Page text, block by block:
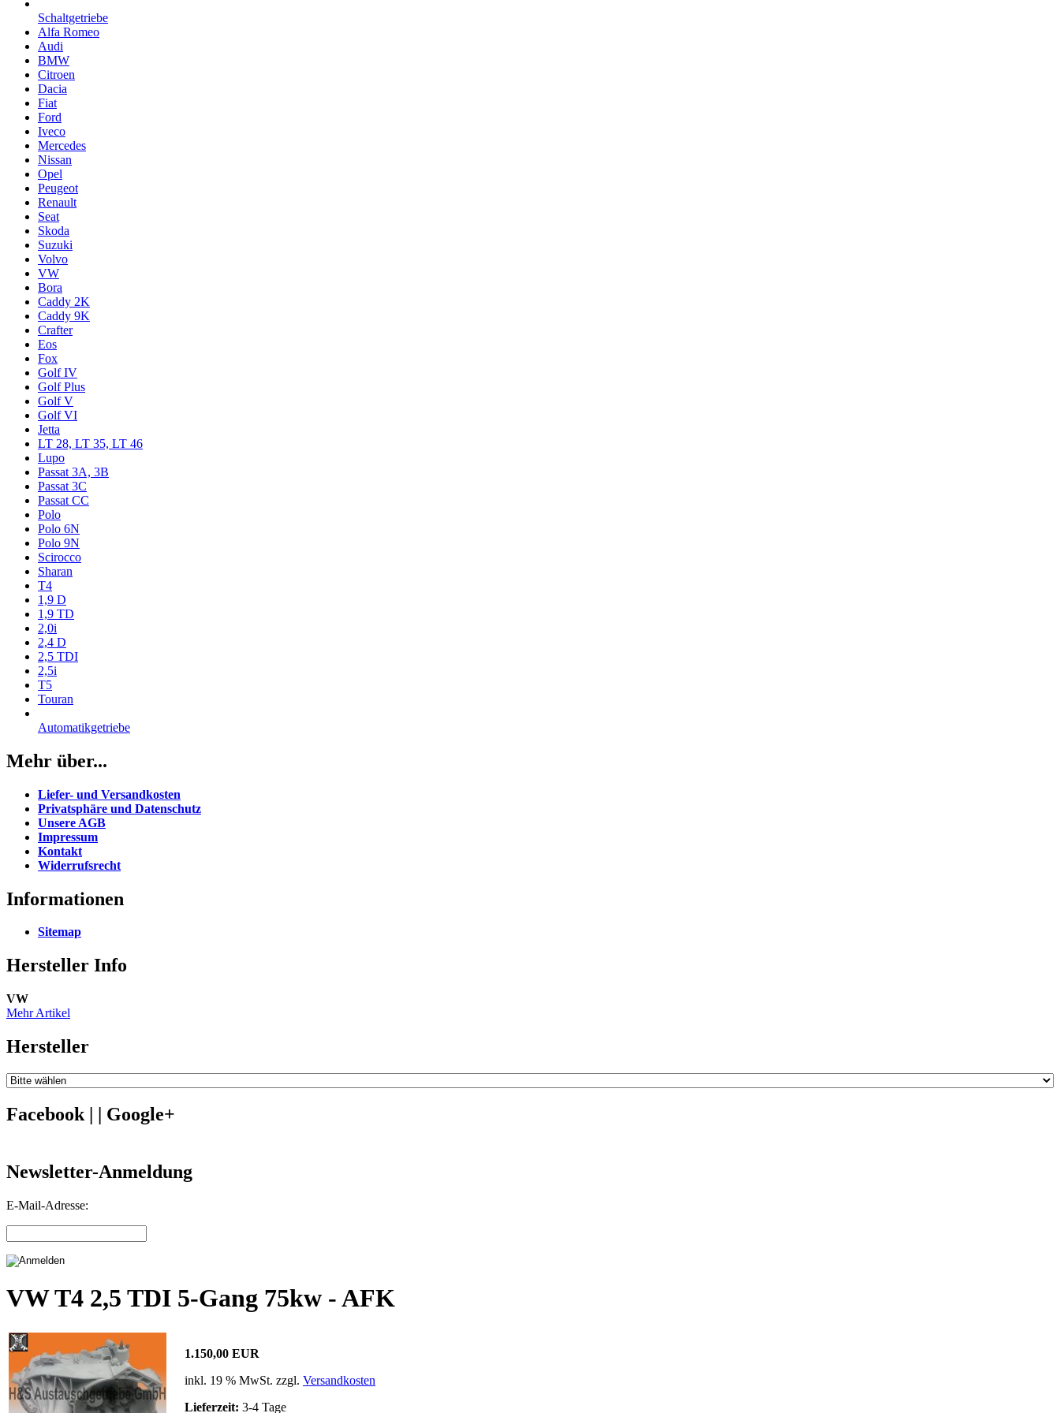
Schaltgetriebe
Alfa Romeo
Audi
BMW
Citroen
Dacia
Fiat
Ford
Iveco
Mercedes
Nissan
Opel
Peugeot
Renault
Seat
Skoda
Suzuki
Volvo
VW
Bora
Caddy 2K
Caddy 9K
Crafter
Eos
Fox
Golf IV
Golf Plus
Golf V
Golf VI
Jetta
LT 28, LT 35, LT 46
Lupo
Passat 3A, 3B
Passat 3C
Passat CC
Polo
Polo 6N
Polo 9N
Scirocco
Sharan
T4
1,9 D
1,9 TD
2,0i
2,4 D
2,5 TDI
2,5i
T5
Touran
Automatikgetriebe
Mehr über...
Liefer- und Versandkosten
Privatsphäre und Datenschutz
Unsere AGB
Impressum
Kontakt
Widerrufsrecht
Informationen
Sitemap
Hersteller Info
VW
Mehr Artikel
Hersteller
Facebook | | Google+
Newsletter-Anmeldung
E-Mail-Adresse:
VW T4 2,5 TDI 5-Gang 75kw - AFK
1.150,00 EUR
inkl. 19 % MwSt. zzgl. Versandkosten
Lieferzeit: 3-4 Tage